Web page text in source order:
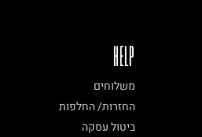
HELP
משלוחים
החזרות/ החלפות
ביטול עסקה